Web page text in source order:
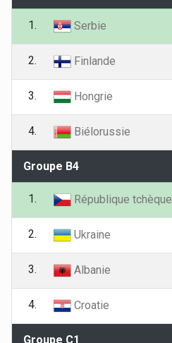
1. Serbie
2. Finlande
3. Hongrie
4. Biélorussie
Groupe B4
1. République tchèque
2. Ukraine
3. Albanie
4. Croatie
Groupe C1